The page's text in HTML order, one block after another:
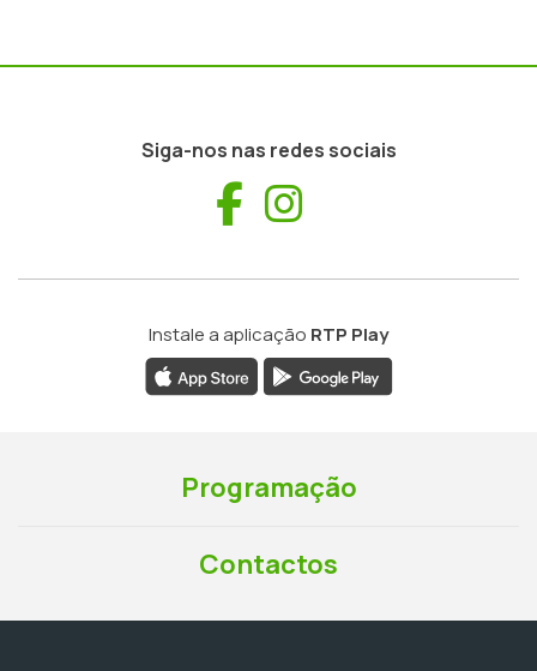
Siga-nos nas redes sociais
Facebook
Instale a aplicação RTP Play
Programação
Contactos